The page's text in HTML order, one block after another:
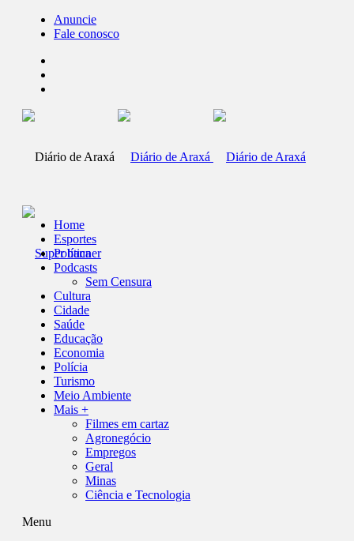
Anuncie
Fale conosco
Home
Esportes
Política
Podcasts
Sem Censura
Cultura
Cidade
Saúde
Educação
Economia
Polícia
Turismo
Meio Ambiente
Mais +
Filmes em cartaz
Agronegócio
Empregos
Geral
Minas
Ciência e Tecnologia
Menu